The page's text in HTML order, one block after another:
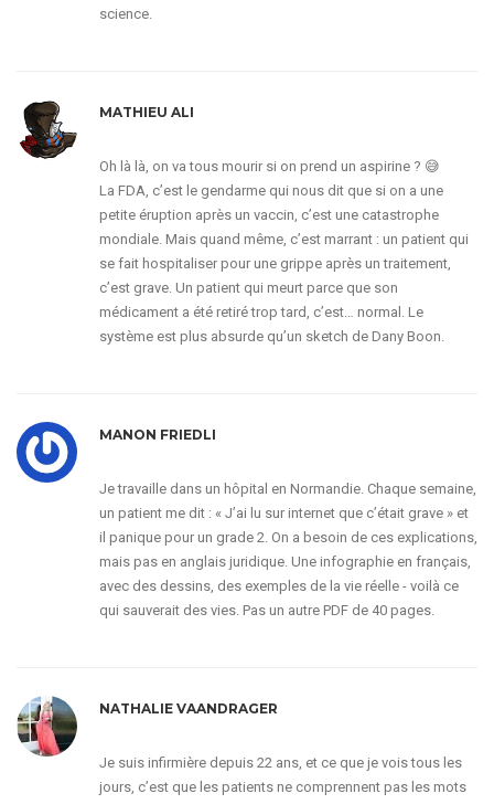
science.
MATHIEU ALI
Oh là là, on va tous mourir si on prend un aspirine ? 😅
La FDA, c’est le gendarme qui nous dit que si on a une
petite éruption après un vaccin, c’est une catastrophe
mondiale. Mais quand même, c’est marrant : un patient qui
se fait hospitaliser pour une grippe après un traitement,
c’est grave. Un patient qui meurt parce que son
médicament a été retiré trop tard, c’est… normal. Le
système est plus absurde qu’un sketch de Dany Boon.
MANON FRIEDLI
Je travaille dans un hôpital en Normandie. Chaque semaine,
un patient me dit : « J’ai lu sur internet que c’était grave » et
il panique pour un grade 2. On a besoin de ces explications,
mais pas en anglais juridique. Une infographie en français,
avec des dessins, des exemples de la vie réelle - voilà ce
qui sauverait des vies. Pas un autre PDF de 40 pages.
NATHALIE VAANDRAGER
Je suis infirmière depuis 22 ans, et ce que je vois tous les
jours, c’est que les patients ne comprennent pas les mots